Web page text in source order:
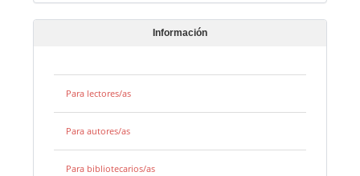
Información
Para lectores/as
Para autores/as
Para bibliotecarios/as